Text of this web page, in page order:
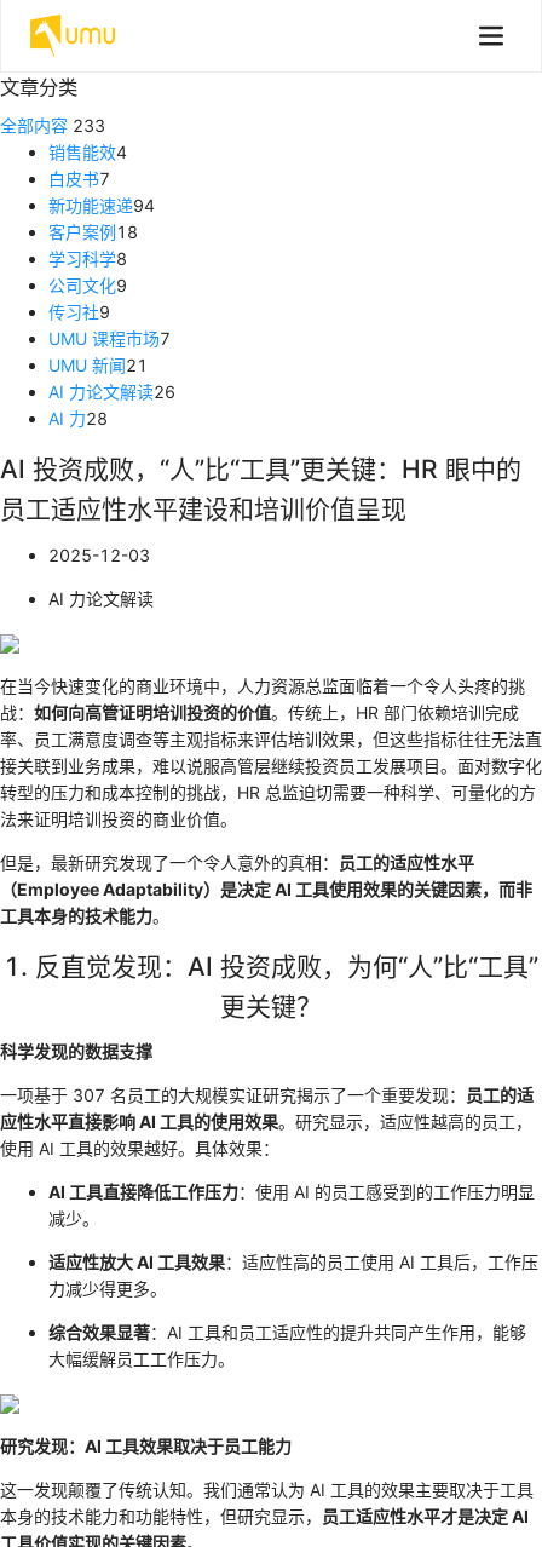
文章分类
全部内容 233
销售能效4
白皮书7
新功能速递94
客户案例18
学习科学8
公司文化9
传习社9
UMU 课程市场7
UMU 新闻21
AI 力论文解读26
AI 力28
AI 投资成败，“人”比“工具”更关键：HR 眼中的
员工适应性水平建设和培训价值呈现
2025-12-03
AI 力论文解读
在当今快速变化的商业环境中，人力资源总监面临着一个令人头疼的挑
战： 如何向高管证明培训投资的价值。传统上，HR 部门依赖培训完成
率、员工满意度调查等主观指标来评估培训效果，但这些指标往往无法直
接关联到业务成果，难以说服高管层继续投资员工发展项目。面对数字化
转型的压力和成本控制的挑战，HR 总监迫切需要一种科学、可量化的方
法来证明培训投资的商业价值。
但是，最新研究发现了一个令人意外的真相：
员工的适应性水平
（Employee Adaptability）是决定 AI 工具使用效果的关键因素，而非
工具本身的技术能力。
1. 反直觉发现：AI 投资成败，为何“人”比“工具”
更关键？
科学发现的数据支撑
一项基于 307 名员工的大规模实证研究揭示了一个重要发现：
员工的适
应性水平直接影响 AI 工具的使用效果。研究显示，适应性越高的员工，
使用 AI 工具的效果越好。具体效果：
AI 工具直接降低工作压力：使用 AI 的员工感受到的工作压力明显
减少。
适应性放大 AI 工具效果：适应性高的员工使用 AI 工具后，工作压
力减少得更多。
综合效果显著：AI 工具和员工适应性的提升共同产生作用，能够
大幅缓解员工工作压力。
研究发现：AI 工具效果取决于员工能力
这一发现颠覆了传统认知。我们通常认为 AI 工具的效果主要取决于工具
本身的技术能力和功能特性，但研究显示，
员工适应性水平才是决定 AI